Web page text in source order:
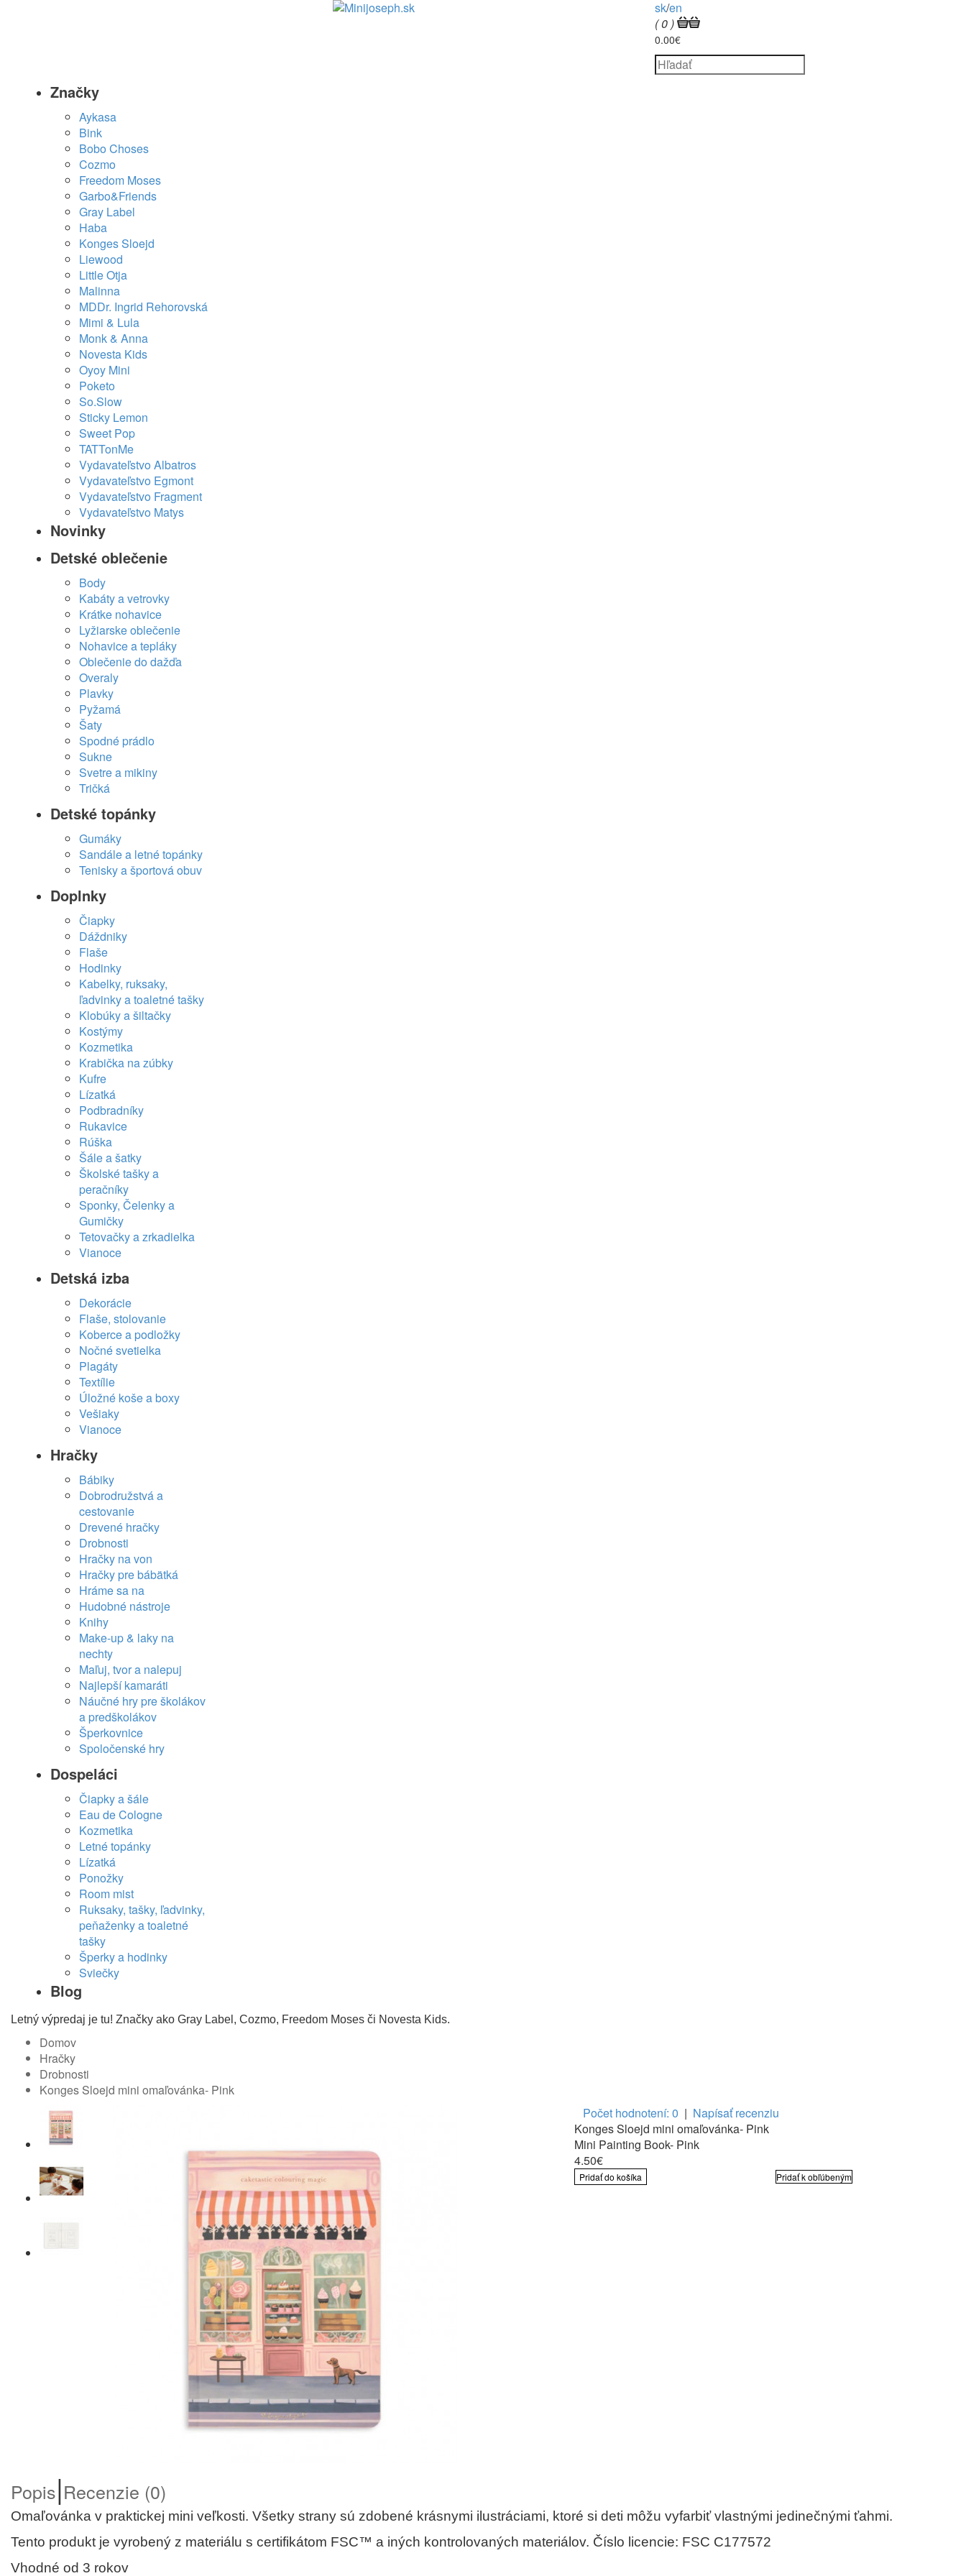
sk/en
( 0 )
0.00€
Značky
Aykasa
Bink
Bobo Choses
Cozmo
Freedom Moses
Garbo&Friends
Gray Label
Haba
Konges Sloejd
Liewood
Little Otja
Malinna
MDDr. Ingrid Rehorovská
Mimi & Lula
Monk & Anna
Novesta Kids
Oyoy Mini
Poketo
So.Slow
Sticky Lemon
Sweet Pop
TATTonMe
Vydavateľstvo Albatros
Vydavateľstvo Egmont
Vydavateľstvo Fragment
Vydavateľstvo Matys
Novinky
Detské oblečenie
Body
Kabáty a vetrovky
Krátke nohavice
Lyžiarske oblečenie
Nohavice a tepláky
Oblečenie do dažďa
Overaly
Plavky
Pyžamá
Šaty
Spodné prádlo
Sukne
Svetre a mikiny
Tričká
Detské topánky
Gumáky
Sandále a letné topánky
Tenisky a športová obuv
Doplnky
Čiapky
Dáždniky
Flaše
Hodinky
Kabelky, ruksaky,
ľadvinky a toaletné tašky
Klobúky a šiltačky
Kostýmy
Kozmetika
Krabička na zúbky
Kufre
Lízatká
Podbradníky
Rukavice
Rúška
Šále a šatky
Školské tašky a
peračníky
Sponky, Čelenky a
Gumičky
Tetovačky a zrkadielka
Vianoce
Detská izba
Dekorácie
Flaše, stolovanie
Koberce a podložky
Nočné svetielka
Plagáty
Textílie
Úložné koše a boxy
Vešiaky
Vianoce
Hračky
Bábiky
Dobrodružstvá a
cestovanie
Drevené hračky
Drobnosti
Hračky na von
Hračky pre bábätká
Hráme sa na
Hudobné nástroje
Knihy
Make-up & laky na
nechty
Maľuj, tvor a nalepuj
Najlepší kamaráti
Náučné hry pre školákov
a predškolákov
Šperkovnice
Spoločenské hry
Dospeláci
Čiapky a šále
Eau de Cologne
Kozmetika
Letné topánky
Lízatká
Ponožky
Room mist
Ruksaky, tašky, ľadvinky,
peňaženky a toaletné
tašky
Šperky a hodinky
Sviečky
Blog
Letný výpredaj je tu! Značky ako Gray Label, Cozmo, Freedom Moses či Novesta Kids.
Domov
Hračky
Drobnosti
Konges Sloejd mini omaľovánka- Pink
Počet hodnotení: 0 | Napísať recenziu
Konges Sloejd mini omaľovánka- Pink
Mini Painting Book- Pink
4.50€
Pridať do košíka Pridať k obľúbeným
Popis|Recenzie (0)
Omaľovánka v praktickej mini veľkosti. Všetky strany sú zdobené krásnymi ilustráciami, ktoré si deti môžu vyfarbiť vlastnými jedinečnými ťahmi.
Tento produkt je vyrobený z materiálu s certifikátom FSC™ a iných kontrolovaných materiálov. Číslo licencie: FSC C177572
Vhodné od 3 rokov